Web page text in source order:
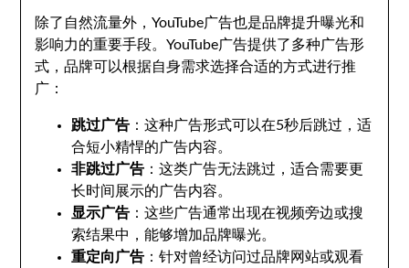
除了自然流量外，YouTube广告也是品牌提升曝光和
影响力的重要手段。YouTube广告提供了多种广告形
式，品牌可以根据自身需求选择合适的方式进行推
广：
跳过广告 ：这种广告形式可以在5秒后跳过，适
合短小精悍的广告内容。
非跳过广告 ：这类广告无法跳过，适合需要更
长时间展示的广告内容。
显示广告 ：这些广告通常出现在视频旁边或搜
索结果中，能够增加品牌曝光。
重定向广告 ：针对曾经访问过品牌网站或观看